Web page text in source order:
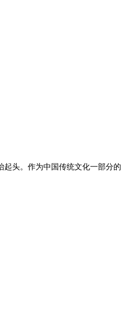
头。作为中国传统文化一部分的